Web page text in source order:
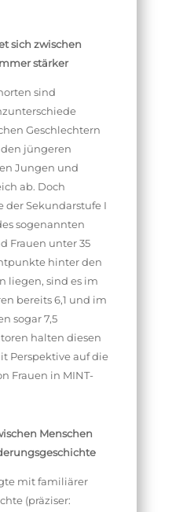
sich zwischen
stärker
sind
Geschlechtern
jüngeren
Jungen und
ab. Doch
der Sekundarstufe I
sogenannten
Frauen unter 35
hinter den
liegen, sind es im
bereits 6,1 und im
sogar 7,5
halten diesen
Perspektive auf die
Frauen in MINT-
Menschen
mit familiärer
(präziser: